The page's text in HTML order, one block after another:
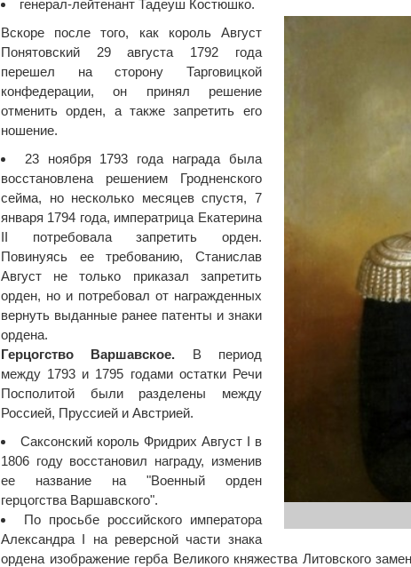
генерал-лейтенант Тадеуш Костюшко.
Вскоре после того, как король Август
Понятовский 29 августа 1792 года
перешел на сторону Тарговицкой
конфедерации, он принял решение
отменить орден, а также запретить его
ношение.
23 ноября 1793 года награда была
восстановлена решением Гродненского
сейма, но несколько месяцев спустя, 7
января 1794 года, императрица Екатерина
II потребовала запретить орден.
Повинуясь ее требованию, Станислав
Август не только приказал запретить
орден, но и потребовал от награжденных
вернуть выданные ранее патенты и знаки
ордена.
Герцогство Варшавское. В период
между 1793 и 1795 годами остатки Речи
Посполитой были разделены между
Россией, Пруссией и Австрией.
Саксонский король Фридрих Август I в
1806 году восстановил награду, изменив
ее название на "Военный орден
герцогства Варшавского".
По просьбе российского императора
Александра I на реверсной части знака
ордена изображение герба Великого княжества Литовского